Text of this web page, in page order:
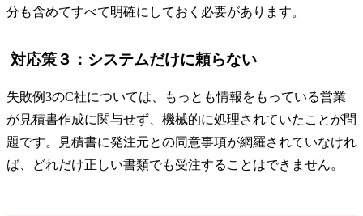
分も含めてすべて明確にしておく必要があります。
対応策３：システムだけに頼らない
失敗例3のC社については、もっとも情報をもっている営業
が見積書作成に関与せず、機械的に処理されていたことが問
題です。見積書に発注元との同意事項が網羅されていなけれ
ば、どれだけ正しい書類でも受注することはできません。